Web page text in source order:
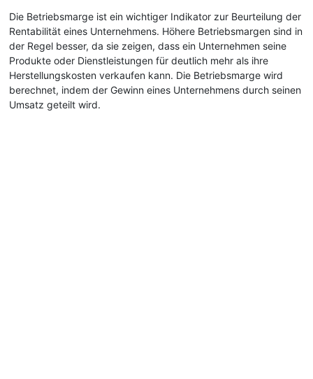
Die Betriebsmarge ist ein wichtiger Indikator zur Beurteilung der
Rentabilität eines Unternehmens. Höhere Betriebsmargen sind in
der Regel besser, da sie zeigen, dass ein Unternehmen seine
Produkte oder Dienstleistungen für deutlich mehr als ihre
Herstellungskosten verkaufen kann. Die Betriebsmarge wird
berechnet, indem der Gewinn eines Unternehmens durch seinen
Umsatz geteilt wird.